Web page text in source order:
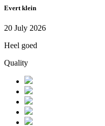
Evert klein
20 July 2026
Heel goed
Quality